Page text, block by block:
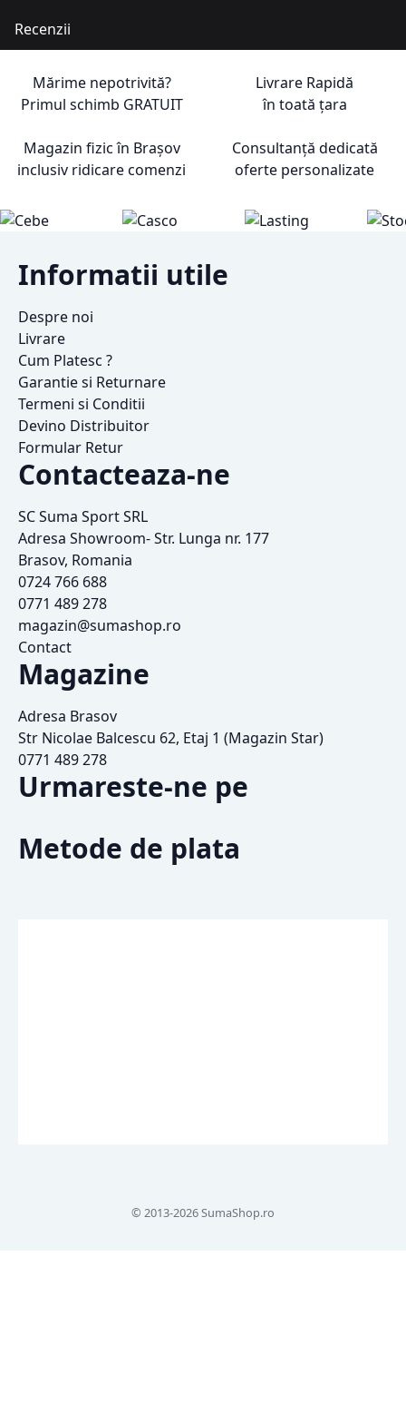
Recenzii
Mărime nepotrivită?
Primul schimb GRATUIT
Livrare Rapidă
în toată țara
Magazin fizic în Brașov
inclusiv ridicare comenzi
Consultanță dedicată
oferte personalizate
Informatii utile
Despre noi
Livrare
Cum Platesc ?
Garantie si Returnare
Termeni si Conditii
Devino Distribuitor
Formular Retur
Contacteaza-ne
SC Suma Sport SRL
Adresa Showroom- Str. Lunga nr. 177
Brasov, Romania
0724 766 688
0771 489 278
magazin@sumashop.ro
Contact
Magazine
Adresa Brasov
Str Nicolae Balcescu 62, Etaj 1 (Magazin Star)
0771 489 278
Urmareste-ne pe
Metode de plata
© 2013-2026 SumaShop.ro